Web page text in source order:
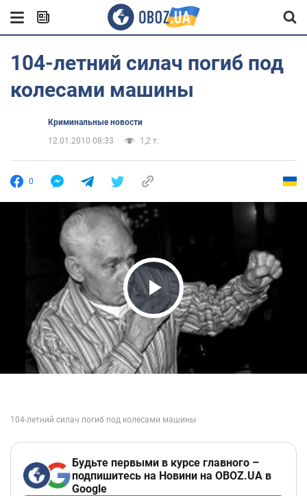
104-летний силач погиб под
колесами машины
Криминальные новости
12.01.2010 08:33
1,2 т.
0
Play Video
Будьте первыми в курсе главного –
подпишитесь на Новини на OBOZ.UA в
Google